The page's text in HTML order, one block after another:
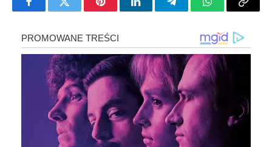
FacebookTwitter PinterestLinkedInTelegramWhatsApp
Copy